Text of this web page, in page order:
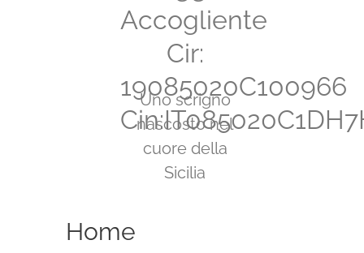
Accogliente
Cir:
19085020C100966
Uno scrigno
nascosto nel
cuore della
Sicilia
Home